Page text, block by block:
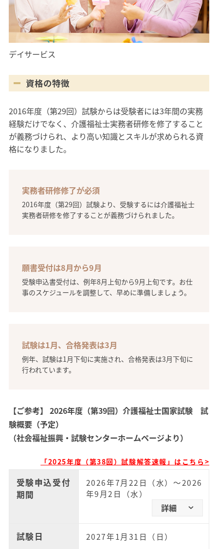
デイサービス
資格の特徴
2016年度（第29回）試験からは受験者には3年間の実務
経験だけでなく、介護福祉士実務者研修を修了すること
が義務づけられ、より高い知識とスキルが求められる資
格になりました。
実務者研修修了が必須
2016年度（第29回）試験より、受験するには介護福祉士
実務者研修を修了することが義務づけられました。
願書受付は8月から9月
受験申込書受付は、例年8月上旬から9月上旬です。お仕
事のスケジュールを調整して、早めに準備しましょう。
試験は1月、合格発表は3月
例年、試験は1月下旬に実施され、合格発表は3月下旬に
行われています。
【ご参考】 2026年度（第39回）介護福祉士国家試験 試
験概要（予定）
（社会福祉振興・試験センターホームページより）
「2025年度（第38回）試験解答速報」はこちら>
受験申込受付
期間
2026年7月22日（水）～2026
年9月2日（水）
詳細
試験日 2027年1月31日（日）